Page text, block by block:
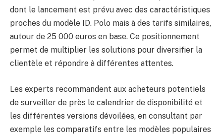
dont le lancement est prévu avec des caractéristiques
proches du modèle ID. Polo mais à des tarifs similaires,
autour de 25 000 euros en base. Ce positionnement
permet de multiplier les solutions pour diversifier la
clientèle et répondre à différentes attentes.
Les experts recommandent aux acheteurs potentiels
de surveiller de près le calendrier de disponibilité et
les différentes versions dévoilées, en consultant par
exemple les comparatifs entre les modèles populaires